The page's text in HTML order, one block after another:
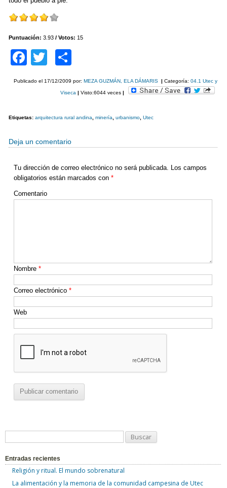
Puntuación: 3.93 / Votos: 15
F
b
o
k
T
m
ar
Publicado el 17/12/2009 por:MEZA GUZMÁN, ELA DÁMARIS | Categoría:04.1 Utec y
Viseca | Visto:6044 veces|
Etiquetas: arquitectura rural andina minería urbanismo Utec
Deja un comentario
Tu dirección de correo electrónico no será publicada.
Los campos
obligatorios están marcados con *
Comentario
Nombre *
Correo electrónico *
Web
s
Entradas recientes
Religión y ritual. El mundo sobrenatural
La alimentación y la memoria de la comunidad campesina de Utec